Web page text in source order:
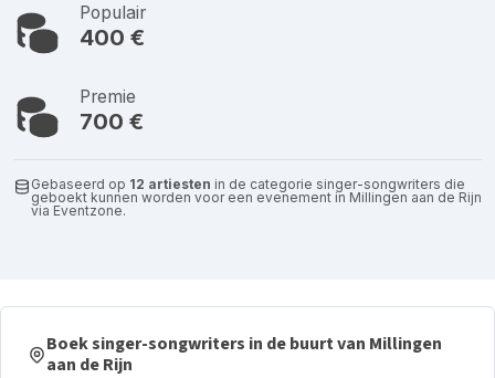
Populair
400 €
Premie
700 €
Gebaseerd op 12 artiesten in de categorie singer-songwriters die
geboekt kunnen worden voor een evenement in Millingen aan de Rijn
via Eventzone.
Boek singer-songwriters in de buurt van Millingen
aan de Rijn